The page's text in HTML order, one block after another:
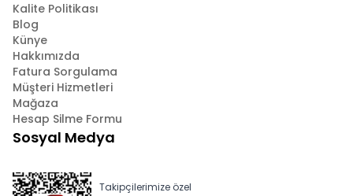
Kalite Politikası
Blog
Künye
Hakkımızda
Fatura Sorgulama
Müşteri Hizmetleri
Mağaza
Hesap Silme Formu
Sosyal Medya
Takipçilerimize özel